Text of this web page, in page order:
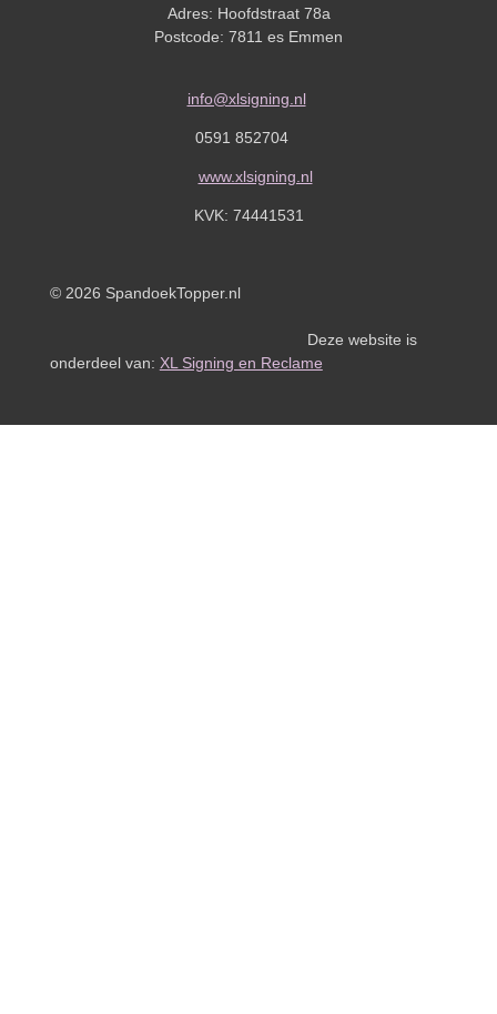
Adres: Hoofdstraat 78a
Postcode: 7811 es Emmen
info@xlsigning.nl
0591 852704
www.xlsigning.nl
KVK: 74441531
© 2026 SpandoekTopper.nl
Deze website is
onderdeel van: XL Signing en Reclame